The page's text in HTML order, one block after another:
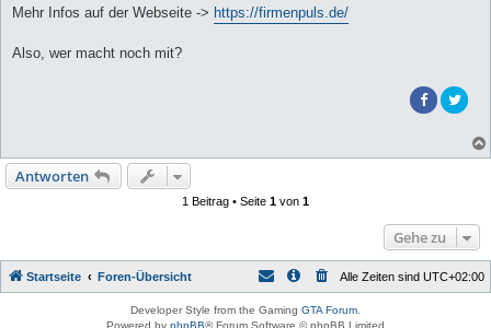
Mehr Infos auf der Webseite -> https://firmenpuls.de/
Also, wer macht noch mit?
Antworten
1 Beitrag • Seite 1 von 1
Gehe zu
Startseite Foren-Übersicht Alle Zeiten sind UTC+02:00
Developer Style from the Gaming GTA Forum
Powered by phpBB® Forum Software © phpBB Limited